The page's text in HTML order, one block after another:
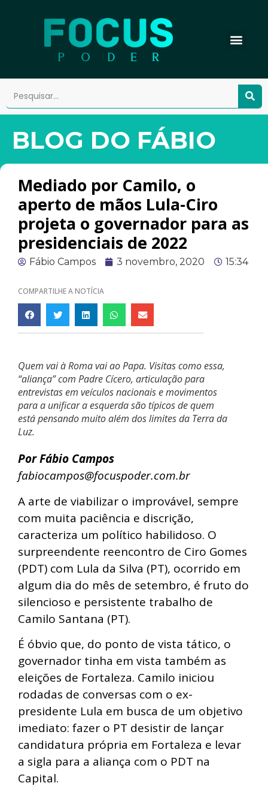
BLOG DO FÁBIO
Mediado por Camilo, o
aperto de mãos Lula-Ciro
projeta o governador para as
presidenciais de 2022
Fábio Campos 3 novembro, 2020 15:34
COMPARTILHE A NOTÍCIA
Quem vai à Roma vai ao Papa. Visitas como essa,
“aliança” com Padre Cícero, articulação para
entrevistas em veículos nacionais e movimentos
para a unificar a esquerda são típicos de quem
está pensando muito além dos limites da Terra da
Luz.
Por Fábio Campos
fabiocampos@focuspoder.com.br
A arte de viabilizar o improvável, sempre
com muita paciência e discrição,
caracteriza um político habilidoso. O
surpreendente reencontro de Ciro Gomes
(PDT) com Lula da Silva (PT), ocorrido em
algum dia do mês de setembro, é fruto do
silencioso e persistente trabalho de
Camilo Santana (PT).
É óbvio que, do ponto de vista tático, o
governador tinha em vista também as
eleições de Fortaleza. Camilo iniciou
rodadas de conversas com o ex-
presidente Lula em busca de um objetivo
imediato: fazer o PT desistir de lançar
candidatura própria em Fortaleza e levar
a sigla para a aliança com o PDT na
Capital.